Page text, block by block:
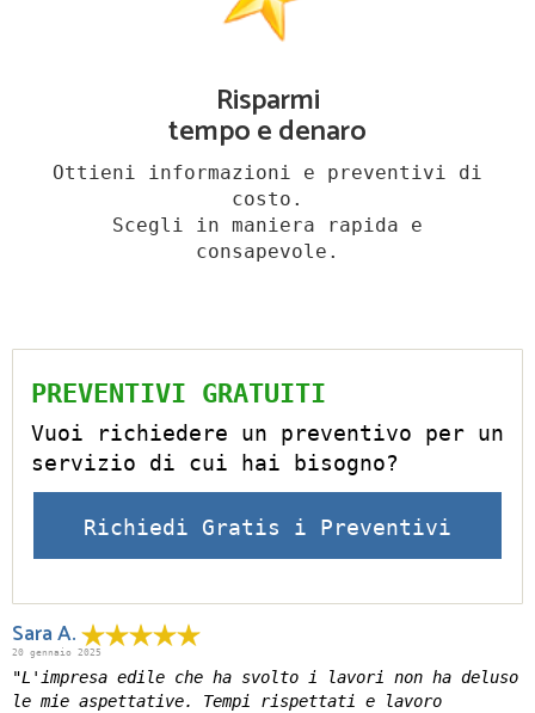
Risparmi
tempo e denaro
Ottieni informazioni e preventivi di
costo.
Scegli in maniera rapida e
consapevole.
PREVENTIVI GRATUITI
Vuoi richiedere un preventivo per un
servizio di cui hai bisogno?
Richiedi Gratis i Preventivi
Sara A.
20 gennaio 2025
"L'impresa edile che ha svolto i lavori non ha deluso
le mie aspettative. Tempi rispettati e lavoro